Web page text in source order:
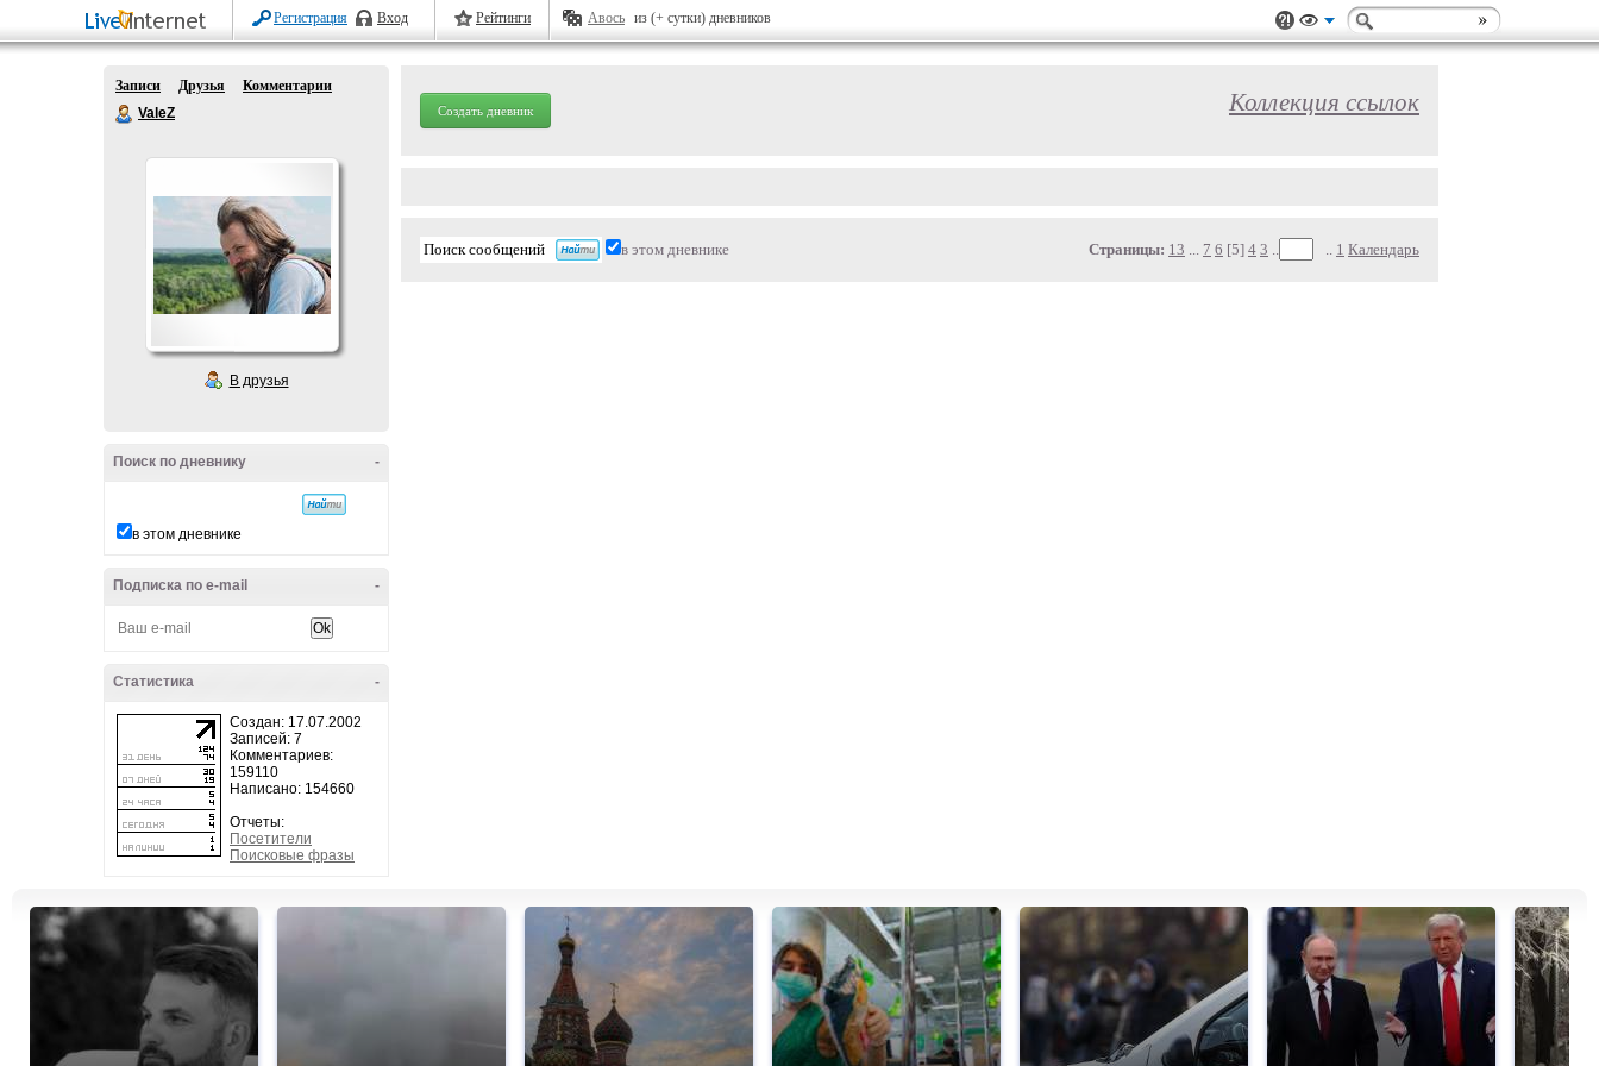
Регистрация Вход Рейтинги Авось из (+ сутки) дневников
Записи Друзья
Комментарии
ValeZ
В друзья
-
Поиск по дневнику
в этом дневнике
-
Подписка по e-mail
-
Статистика
Создан: 17.07.2002
Записей: 7
Комментариев:
159110
Написано: 154660
Отчеты:
Посетители
Поисковые фразы
Создать дневник Коллекция ссылок
в этом дневнике Страницы: 13 ... 7 6 [5] 4 3 .. .. 1 Календарь